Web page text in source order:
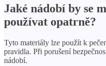
Jaké nádobí by se
používat opatrně?
Tyto materiály lze použít k
pravidla. Při porušení
nádobí.